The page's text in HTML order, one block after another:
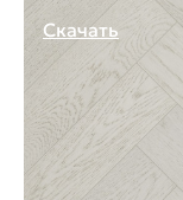
Скачать